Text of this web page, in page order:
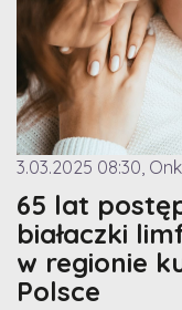
3.03.2025 08:30,
65 lat
białaczki
w regionie
Polsce